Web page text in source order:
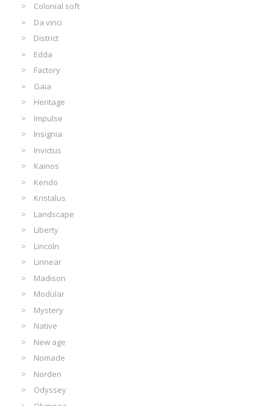
Colonial soft
Da vinci
District
Edda
Factory
Gaia
Heritage
Impulse
Insignia
Invictus
Kainos
Kendo
Kristalus
Landscape
Liberty
Lincoln
Linnear
Madison
Modular
Mystery
Native
New age
Nomade
Norden
Odyssey